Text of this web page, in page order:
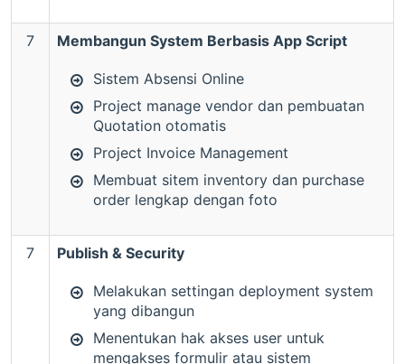
7 Membangun System Berbasis App Script
Sistem Absensi Online
Project manage vendor dan pembuatan
Quotation otomatis
Project Invoice Management
Membuat sitem inventory dan purchase
order lengkap dengan foto
7 Publish & Security
Melakukan settingan deployment system
yang dibangun
Menentukan hak akses user untuk
mengakses formulir atau sistem